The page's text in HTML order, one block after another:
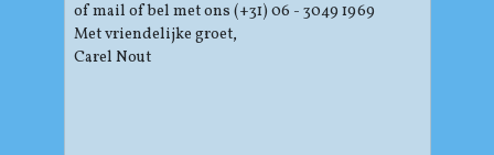
of mail of bel met ons (+31) 06 - 3049 1969
Met vriendelijke groet,
Carel Nout